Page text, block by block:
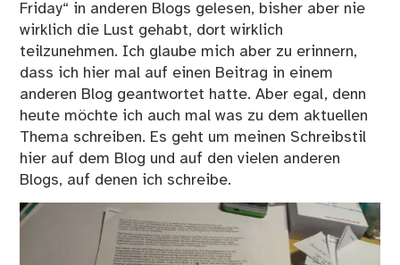
Friday“ in anderen Blogs gelesen, bisher aber nie
wirklich die Lust gehabt, dort wirklich
teilzunehmen. Ich glaube mich aber zu erinnern,
dass ich hier mal auf einen Beitrag in einem
anderen Blog geantwortet hatte. Aber egal, denn
heute möchte ich auch mal was zu dem aktuellen
Thema schreiben. Es geht um meinen Schreibstil
hier auf dem Blog und auf den vielen anderen
Blogs, auf denen ich schreibe.